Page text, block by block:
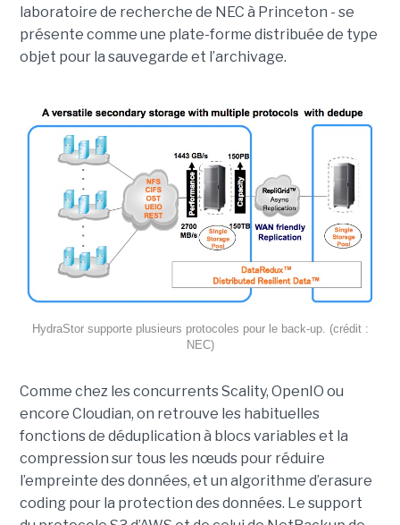
laboratoire de recherche de NEC à Princeton - se
présente comme une plate-forme distribuée de type
objet pour la sauvegarde et l’archivage.
HydraStor supporte plusieurs protocoles pour le back-up. (crédit :
NEC)
Comme chez les concurrents Scality, OpenIO ou
encore Cloudian, on retrouve les habituelles
fonctions de déduplication à blocs variables et la
compression sur tous les nœuds pour réduire
l’empreinte des données, et un algorithme d’erasure
coding pour la protection des données. Le support